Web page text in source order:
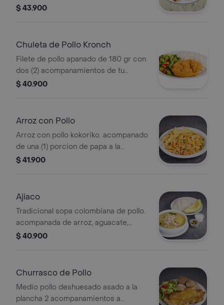
acompanamientos de tu eleccion y 20
$ 43.900
Chuleta de Pollo Kronch
Filete de pollo apanado de 180 gr con
dos (2) acompanamientos de tu
eleccion y 20 g salsa miel mostaza
$ 40.900
Arroz con Pollo
Arroz con pollo kokoriko. acompanado
de una (1) porcion de papa a la
francesa y 1 und de salsa de tomate
$ 41.900
Ajiaco
Tradicional sopa colombiana de pollo.
acompanada de arroz, aguacate,
crema de leche y alcaparras.
$ 40.900
Churrasco de Pollo
Medio pollo deshuesado asado a la
plancha 2 acompanamientos a